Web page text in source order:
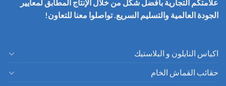
علامتكم التجارية بأفضل شكل من خلال الإنتاج المطابق لمعايير
الجودة العالمية والتسليم السريع. تواصلوا معنا للتعاون!
اكياس النايلون و البلاستيك
حقائب القماش الخام